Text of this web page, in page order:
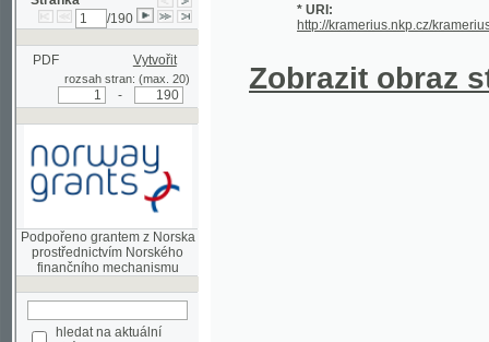
PDF Vytvořit
rozsah stran: (max. 20)
Podpořeno grantem z Norska
prostřednictvím Norského
hledat na aktuální
stránce
Pokročilé vyhledávání